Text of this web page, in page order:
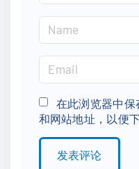
a
e
*
m
a
i
l
在此浏览器中
和网站地址，以便